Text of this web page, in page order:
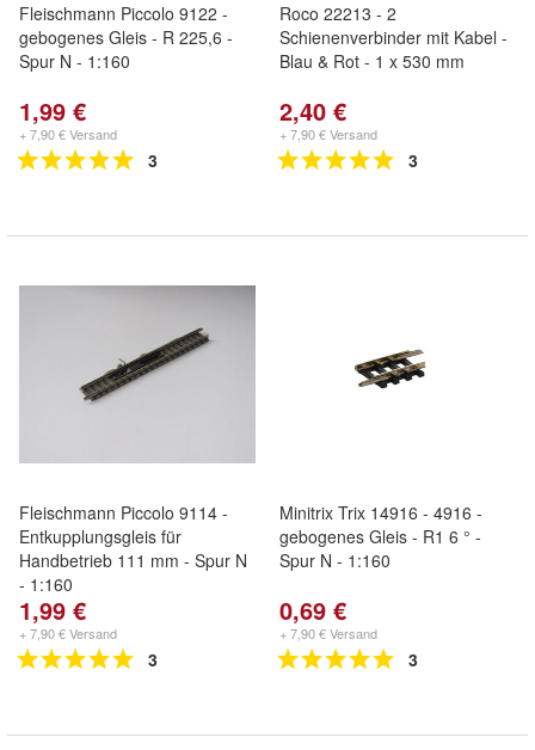
Fleischmann Piccolo 9122 -
gebogenes Gleis - R 225,6 -
Spur N - 1:160
1,99 €
+ 7,90 € Versand
3
Roco 22213 - 2
Schienenverbinder mit Kabel -
Blau & Rot - 1 x 530 mm
2,40 €
+ 7,90 € Versand
3
Fleischmann Piccolo 9114 -
Entkupplungsgleis für
Handbetrieb 111 mm - Spur N
- 1:160
1,99 €
+ 7,90 € Versand
3
Minitrix Trix 14916 - 4916 -
gebogenes Gleis - R1 6 ° -
Spur N - 1:160
0,69 €
+ 7,90 € Versand
3